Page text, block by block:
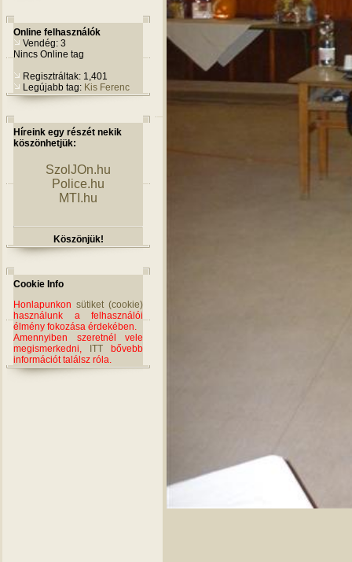
Online felhasználók
Vendég: 3
Nincs Online tag
Regisztráltak: 1,401
Legújabb tag: Kis Ferenc
Híreink egy részét nekik
köszönhetjük:
SzolJOn.hu
Police.hu
MTI.hu
Köszönjük!
Cookie Info
Honlapunkon sütiket (cookie)
használunk a felhasználói
élmény fokozása érdekében.
Amennyiben szeretnél vele
megismerkedni,
ITT bővebb
információt találsz róla.